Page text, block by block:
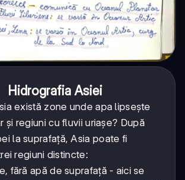
Hidrografia Asiei
există zone unde apa lipsește
și regiuni cu fluvii uriașe? După
la suprafață, Asia poate fi
regiuni distincte:
fără apă de suprafață - aici se